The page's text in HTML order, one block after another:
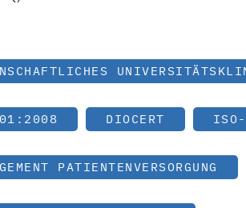
DIOCERT ISO-
PATIENTENVERSORGUNG